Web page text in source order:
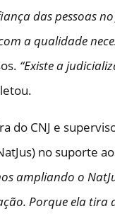
das pessoas
a qualidade
“Existe a
do CNJ e
no suporte
ampliando o
Porque ela